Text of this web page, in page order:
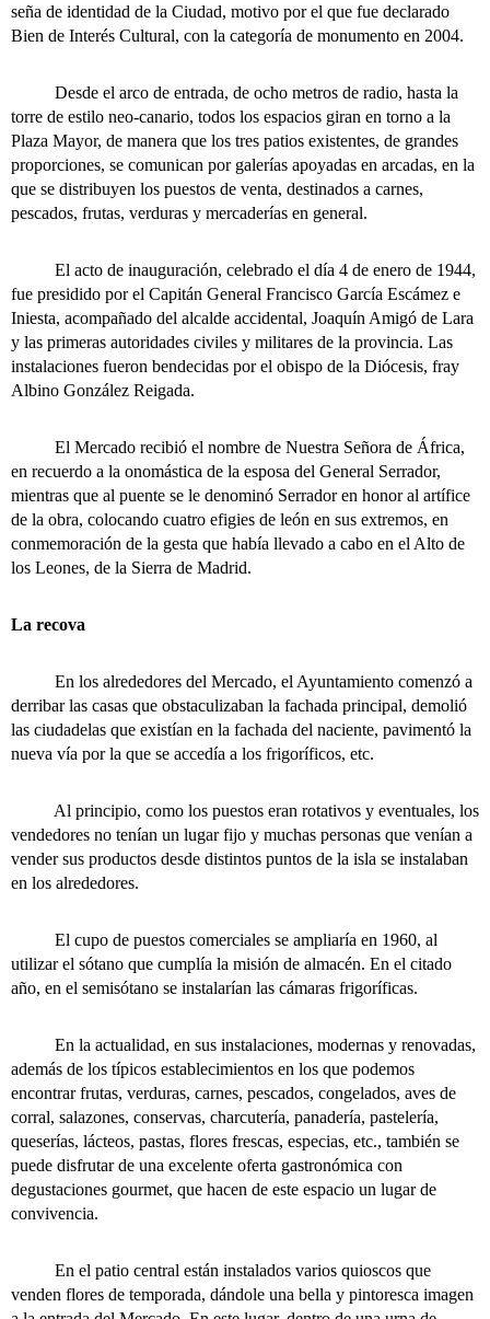
seña de identidad de la Ciudad, motivo por el que fue declarado
Bien de Interés Cultural, con la categoría de monumento en 2004.
Desde el arco de entrada, de ocho metros de radio, hasta la
torre de estilo neo-canario, todos los espacios giran en torno a la
Plaza Mayor, de manera que los tres patios existentes, de grandes
proporciones, se comunican por galerías apoyadas en arcadas, en la
que se distribuyen los puestos de venta, destinados a carnes,
pescados, frutas, verduras y mercaderías en general.
El acto de inauguración, celebrado el día 4 de enero de 1944,
fue presidido por el Capitán General Francisco García Escámez e
Iniesta, acompañado del alcalde accidental, Joaquín Amigó de Lara
y las primeras autoridades civiles y militares de la provincia. Las
instalaciones fueron bendecidas por el obispo de la Diócesis, fray
Albino González Reigada.
El Mercado recibió el nombre de Nuestra Señora de África,
en recuerdo a la onomástica de la esposa del General Serrador,
mientras que al puente se le denominó Serrador en honor al artífice
de la obra, colocando cuatro efigies de león en sus extremos, en
conmemoración de la gesta que había llevado a cabo en el Alto de
los Leones, de la Sierra de Madrid.
La recova
En los alrededores del Mercado, el Ayuntamiento comenzó a
derribar las casas que obstaculizaban la fachada principal, demolió
las ciudadelas que existían en la fachada del naciente, pavimentó la
nueva vía por la que se accedía a los frigoríficos, etc.
Al principio, como los puestos eran rotativos y eventuales, los
vendedores no tenían un lugar fijo y muchas personas que venían a
vender sus productos desde distintos puntos de la isla se instalaban
en los alrededores.
El cupo de puestos comerciales se ampliaría en 1960, al
utilizar el sótano que cumplía la misión de almacén. En el citado
año, en el semisótano se instalarían las cámaras frigoríficas.
En la actualidad, en sus instalaciones, modernas y renovadas,
además de los típicos establecimientos en los que podemos
encontrar frutas, verduras, carnes, pescados, congelados, aves de
corral, salazones, conservas, charcutería, panadería, pastelería,
queserías, lácteos, pastas, flores frescas, especias, etc., también se
puede disfrutar de una excelente oferta gastronómica con
degustaciones gourmet, que hacen de este espacio un lugar de
convivencia.
En el patio central están instalados varios quioscos que
venden flores de temporada, dándole una bella y pintoresca imagen